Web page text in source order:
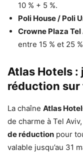
10 % + 5 %.
Poli House / Poli
Crowne Plaza
entre 15 % et 25
Atlas Hotels :
réduction sur
La chaîne Atlas
de charme à Tel
de réduction pour
valable jusqu’au 31